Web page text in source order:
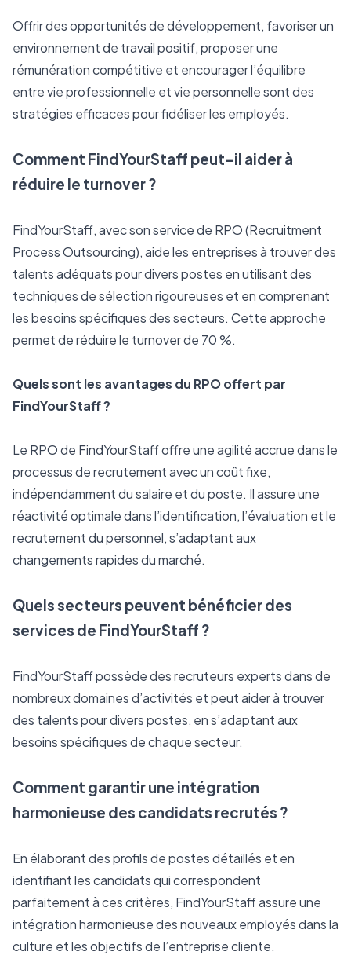
Offrir des opportunités de développement, favoriser un
environnement de travail positif, proposer une
rémunération compétitive et encourager l’équilibre
entre vie professionnelle et vie personnelle sont des
stratégies efficaces pour fidéliser les employés.
Comment FindYourStaff peut-il aider à
réduire le turnover ?
FindYourStaff, avec son service de RPO (Recruitment
Process Outsourcing), aide les entreprises à trouver des
talents adéquats pour divers postes en utilisant des
techniques de sélection rigoureuses et en comprenant
les besoins spécifiques des secteurs. Cette approche
permet de réduire le turnover de 70 %.
Quels sont les avantages du RPO offert par
FindYourStaff ?
Le RPO de FindYourStaff offre une agilité accrue dans le
processus de recrutement avec un coût fixe,
indépendamment du salaire et du poste. Il assure une
réactivité optimale dans l’identification, l’évaluation et le
recrutement du personnel, s’adaptant aux
changements rapides du marché.
Quels secteurs peuvent bénéficier des
services de FindYourStaff ?
FindYourStaff possède des recruteurs experts dans de
nombreux domaines d’activités et peut aider à trouver
des talents pour divers postes, en s’adaptant aux
besoins spécifiques de chaque secteur.
Comment garantir une intégration
harmonieuse des candidats recrutés ?
En élaborant des profils de postes détaillés et en
identifiant les candidats qui correspondent
parfaitement à ces critères, FindYourStaff assure une
intégration harmonieuse des nouveaux employés dans la
culture et les objectifs de l’entreprise cliente.